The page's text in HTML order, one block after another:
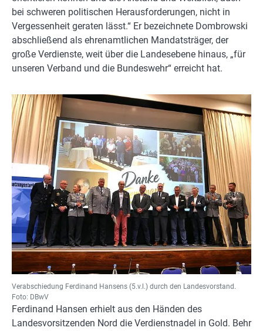
bei schweren politischen Herausforderungen, nicht in
Vergessenheit geraten lässt.“ Er bezeichnete Dombrowski
abschließend als ehrenamtlichen Mandatsträger, der
große Verdienste, weit über die Landesebene hinaus, „für
unseren Verband und die Bundeswehr“ erreicht hat.
Verabschiedung Ferdinand Hansens (5.v.l.) durch den Landesvorstand.
Foto: DBwV
Ferdinand Hansen erhielt aus den Händen des
Landesvorsitzenden Nord die Verdienstnadel in Gold. Behr